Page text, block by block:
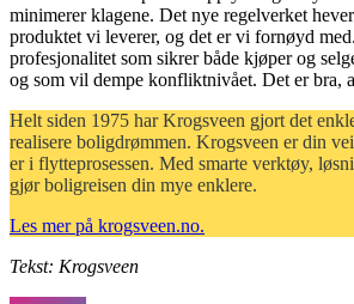
minimerer klagene. Det nye regelverket
produktet vi leverer, og det er vi fornøyd
profesjonalitet som sikrer både kjøper og
og som vil dempe konfliktnivået. Det er bra,
Helt siden 1975 har Krogsveen gjort det
realisere boligdrømmen. Krogsveen er din
er i flytteprosessen. Med smarte verktøy,
gjør boligreisen din mye enklere.
Les mer på krogsveen.no.
Tekst: Krogsveen